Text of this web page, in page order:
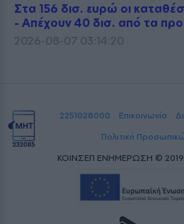
Στα 156 δισ. ευρώ οι
- Απέχουν 40 δισ. από τα προ
2026-08-07 03:14:20
2251028000 Επικοινωνία
Πολιτική
ΚΟΙΝΣΕΠ ΕΝΗΜΕΡΩΣΗ ©